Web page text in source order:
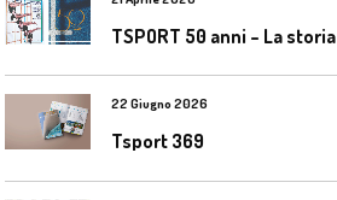
TSPORT 50 anni – La storia
22 Giugno 2026
Tsport 369